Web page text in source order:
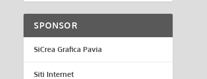
SPONSOR
SiCrea Grafica Pavia
Siti Internet